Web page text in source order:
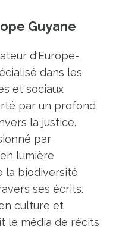
Guyane
d'Europe-
dans les
et sociaux
par un profond
la justice.
par
lumière
la biodiversité
ses écrits.
culture et
le média de récits